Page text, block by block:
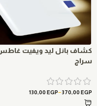
كشاف بانل ليد ويفيت
سراج
130,00 EGP–370,00 EGP